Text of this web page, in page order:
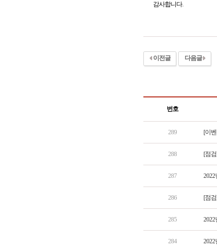
감사합니다.
이전글 다음글
번호
289 [이
288 [점
287 2022
286 [점
285 2022
284 2022